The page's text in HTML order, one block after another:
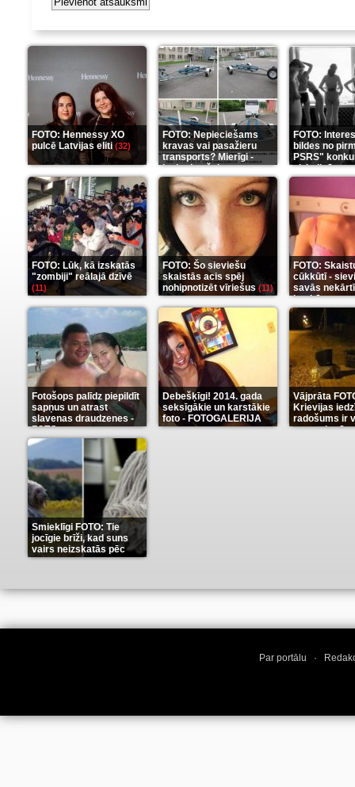
FOTO: Hennessy XO
pulcē Latvijas eliti(32)
FOTO: Nepieciešams
kravas vai pasažieru
transports? Mierīgi -
ieskaties šeit(35)
FOTO:
bildes no
PSRS"
aizkulisēm
FOTO: Lūk, kā izskatās
"zombiji" reālajā dzīvē
(11)
FOTO: Šo sieviešu
skaistās acis spēj
nohipnotizēt vīriešus (11)
FOTO:
cūkkūtī -
savās
istabās(12)
Fotošops palīdz piepildīt
sapņus un atrast
slavenas draudzenes -
FOTO(13)
Debešķīgi! 2014. gada
seksīgākie un karstākie
foto - FOTOGALERIJA
(9)
Vājprāta
Krievijas
radošums ir
Smieklīgi FOTO: Tie
jocīgie brīži, kad suns
vairs neizskatās pēc
suņa(11)
Par portālu ·